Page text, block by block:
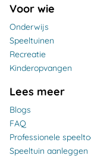
Voor wie
Onderwijs
Speeltuinen
Recreatie
Kinderopvangen
Lees meer
Blogs
FAQ
Professionele
Speeltuin aanleggen